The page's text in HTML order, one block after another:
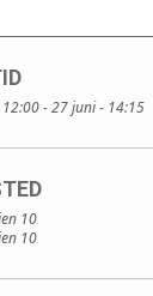
- 27 juni - 14:15
10
10